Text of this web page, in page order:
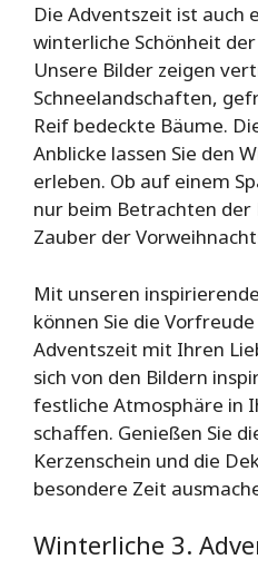
Die Adventszeit ist auch
winterliche Schönheit
Unsere Bilder zeigen
Schneelandschaften,
Reif bedeckte Bäume.
Anblicke lassen Sie den
erleben. Ob auf einem
nur beim Betrachten der
Zauber der
Mit unseren
können Sie die
Adventszeit mit Ihren
sich von den Bildern
festliche Atmosphäre in
schaffen. Genießen Sie
Kerzenschein und die
besondere Zeit
Winterliche 3.